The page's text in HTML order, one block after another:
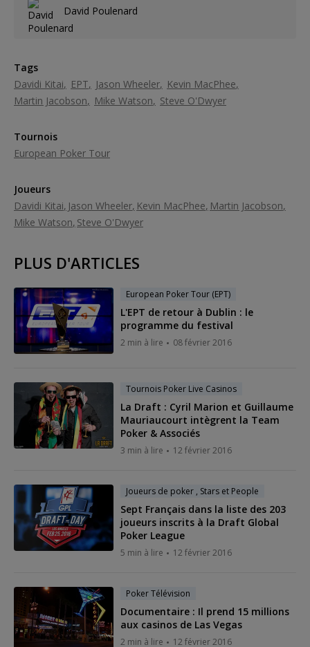
David Poulenard
Tags
Davidi Kitai
EPT Jason Wheeler
Kevin MacPhee
Martin Jacobson
Mike Watson Steve O'Dwyer
Tournois
European Poker Tour
Joueurs
Davidi Kitai Jason Wheeler Kevin MacPhee Martin Jacobson
Mike Watson Steve O'Dwyer
PLUS D'ARTICLES
European Poker Tour (EPT)
L'EPT de retour à Dublin : le
programme du festival
2 min à lire 08 février 2016
Tournois Poker Live Casinos
La Draft : Cyril Marion et Guillaume
Mauriaucourt intègrent la Team
Poker & Associés
3 min à lire 12 février 2016
Joueurs de poker , Stars et People
Sept Français dans la liste des 203
joueurs inscrits à la Draft Global
Poker League
5 min à lire 12 février 2016
Poker Télévision
Documentaire : Il prend 15 millions
aux casinos de Las Vegas
2 min à lire 12 février 2016